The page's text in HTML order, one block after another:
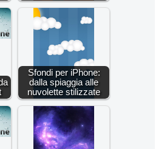
Sfondi per iPhone:
dalla spiaggia alle
nuvolette stilizzate